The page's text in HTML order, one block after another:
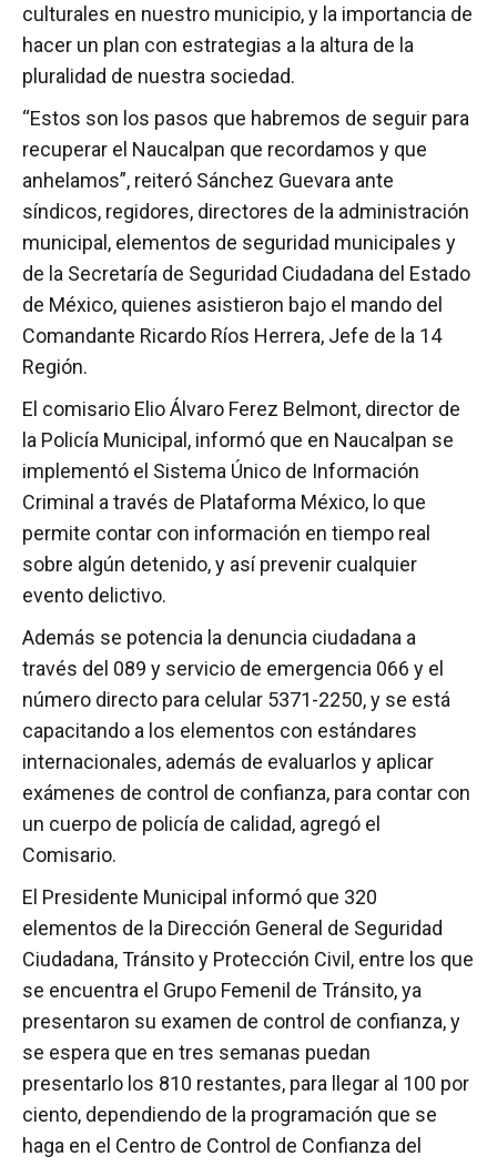
culturales en nuestro municipio, y la importancia de
hacer un plan con estrategias a la altura de la
pluralidad de nuestra sociedad.
“Estos son los pasos que habremos de seguir para
recuperar el Naucalpan que recordamos y que
anhelamos”, reiteró Sánchez Guevara ante
síndicos, regidores, directores de la administración
municipal, elementos de seguridad municipales y
de la Secretaría de Seguridad Ciudadana del Estado
de México, quienes asistieron bajo el mando del
Comandante Ricardo Ríos Herrera, Jefe de la 14
Región.
El comisario Elio Álvaro Ferez Belmont, director de
la Policía Municipal, informó que en Naucalpan se
implementó el Sistema Único de Información
Criminal a través de Plataforma México, lo que
permite contar con información en tiempo real
sobre algún detenido, y así prevenir cualquier
evento delictivo.
Además se potencia la denuncia ciudadana a
través del 089 y servicio de emergencia 066 y el
número directo para celular 5371-2250, y se está
capacitando a los elementos con estándares
internacionales, además de evaluarlos y aplicar
exámenes de control de confianza, para contar con
un cuerpo de policía de calidad, agregó el
Comisario.
El Presidente Municipal informó que 320
elementos de la Dirección General de Seguridad
Ciudadana, Tránsito y Protección Civil, entre los que
se encuentra el Grupo Femenil de Tránsito, ya
presentaron su examen de control de confianza, y
se espera que en tres semanas puedan
presentarlo los 810 restantes, para llegar al 100 por
ciento, dependiendo de la programación que se
haga en el Centro de Control de Confianza del